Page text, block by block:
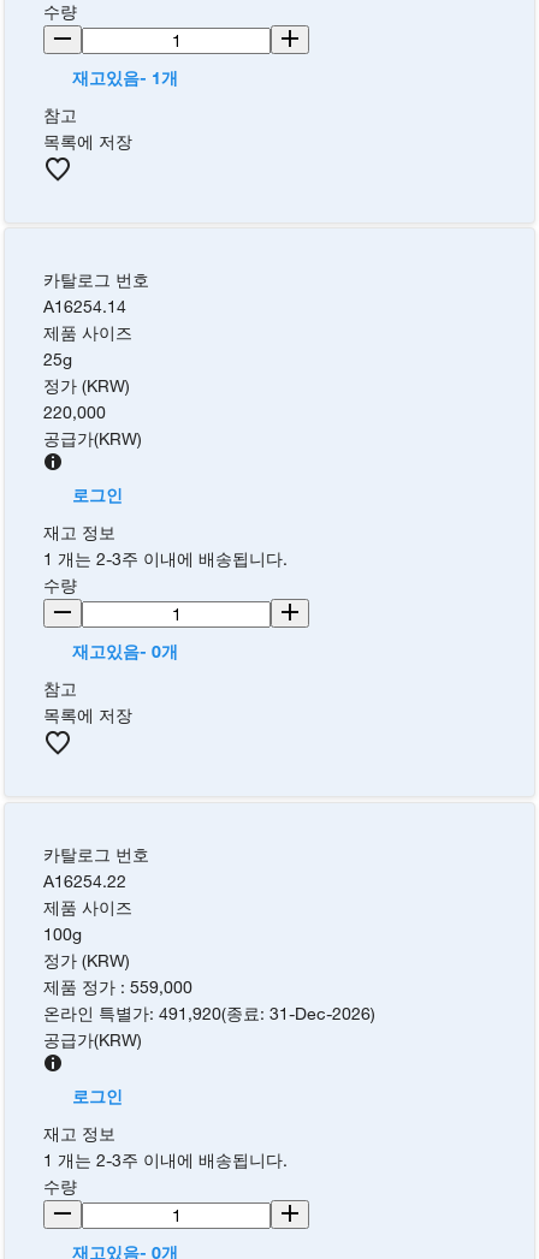
수량
재고있음- 1개
참고
목록에 저장
카탈로그 번호
A16254.14
제품 사이즈
25g
정가 (KRW)
220,000
공급가(KRW)
로그인
재고 정보
1 개는 2-3주 이내에 배송됩니다.
수량
재고있음- 0개
참고
목록에 저장
카탈로그 번호
A16254.22
제품 사이즈
100g
정가 (KRW)
제품 정가 :559,000
온라인 특별가:491,920(종료:31-Dec-2026)
공급가(KRW)
로그인
재고 정보
1 개는 2-3주 이내에 배송됩니다.
수량
재고있음- 0개